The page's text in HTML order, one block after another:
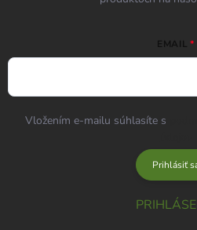
EMAIL
Vložením e-mailu súhlasíte s
Prihlásiť